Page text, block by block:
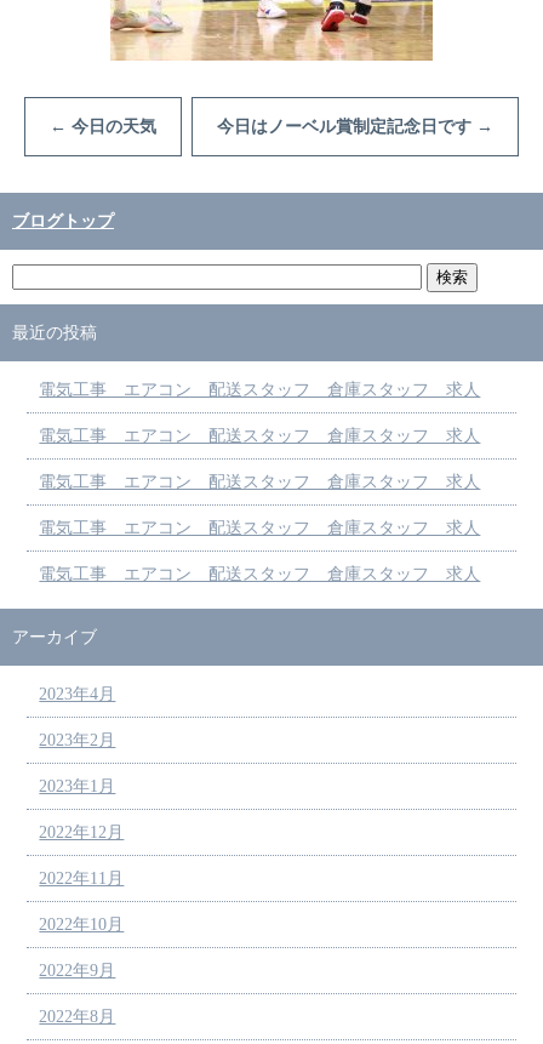
← 今日の天気 今日はノーベル賞制定記念日です →
ブログトップ
最近の投稿
電気工事 エアコン 配送スタッフ 倉庫スタッフ 求人
電気工事 エアコン 配送スタッフ 倉庫スタッフ 求人
電気工事 エアコン 配送スタッフ 倉庫スタッフ 求人
電気工事 エアコン 配送スタッフ 倉庫スタッフ 求人
電気工事 エアコン 配送スタッフ 倉庫スタッフ 求人
アーカイブ
2023年4月
2023年2月
2023年1月
2022年12月
2022年11月
2022年10月
2022年9月
2022年8月